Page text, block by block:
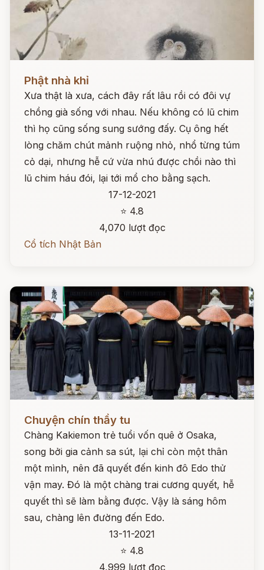
Phật nhà khỉ
Xưa thật là xưa, cách đây rất lâu rồi có đôi vự
chồng già sống với nhau. Nếu không có lũ chim
thì họ cũng sống sung sướng đấy. Cụ ông hết
lòng chăm chút mảnh ruộng nhỏ, nhổ từng túm
cỏ dại, nhưng hễ cứ vừa nhú được chồi nào thì
lũ chim háu đói, lại tới mổ cho bằng sạch.
17-12-2021
⭐ 4.8
4,070 lượt đọc
Cổ tích Nhật Bản
Chuyện chín thầy tu
Chàng Kakiemon trẻ tuổi vốn quê ở Osaka,
song bởi gia cảnh sa sút, lại chỉ còn một thân
một mình, nên đã quyết đến kinh đô Edo thử
vận may. Đó là một chàng trai cương quyết, hễ
quyết thì sẽ làm bằng được. Vậy là sáng hôm
sau, chàng lên đường đến Edo.
13-11-2021
⭐ 4.8
4,999 lượt đọc